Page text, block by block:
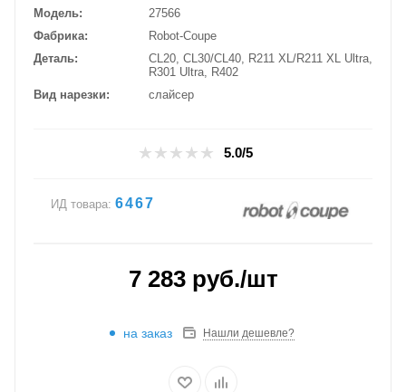
Модель
27566
Фабрика
Robot-Coupe
Деталь
CL20, CL30/CL40, R211 XL/R211 XL Ultra,
R301 Ultra, R402
Вид нарезки
слайсер
5.0/5
ИД товара: 6467
7 283руб./шт
на заказ Нашли дешевле?